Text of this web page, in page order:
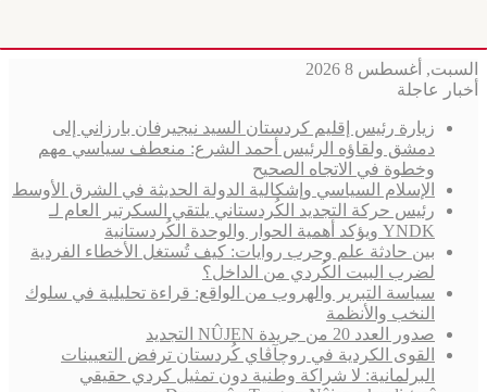
السبت, أغسطس 8 2026
أخبار عاجلة
زيارة رئيس إقليم كردستان السيد نيجيرفان بارزاني إلى
دمشق ولقاؤه الرئيس أحمد الشرع: منعطف سياسي مهم
وخطوة في الاتجاه الصحيح
الإسلام السياسي وإشكالية الدولة الحديثة في الشرق الأوسط
رئيس حركة التجديد الكُردستاني يلتقي السكرتير العام لـ
YNDK ويؤكد أهمية الحوار والوحدة الكُردستانية
بين حادثة علم وحرب روايات: كيف تُستغل الأخطاء الفردية
لضرب البيت الكُردي من الداخل؟
سياسة التبرير والهروب من الواقع: قراءة تحليلية في سلوك
النخب والأنظمة
صدور العدد 20 من جريدة NÛJEN التجديد
القوى الكردية في روچآڤاي كُردستان ترفض التعيينات
البرلمانية: لا شراكة وطنية دون تمثيل كردي حقيقي